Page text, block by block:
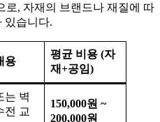
로, 자재의 브랜드나 재질에 따
있습니다.
용
평균 비용 (자
재+공임)
는 벽
전 교
150,000원 ~
200,000원